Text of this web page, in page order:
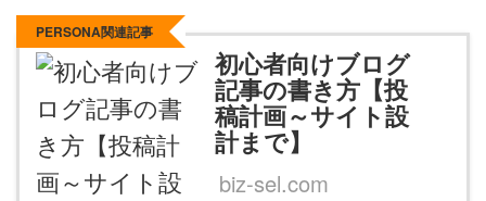
PERSONA関連記事
初心者向けブログ
記事の書き方【投
稿計画～サイト設
計まで】
biz-sel.com